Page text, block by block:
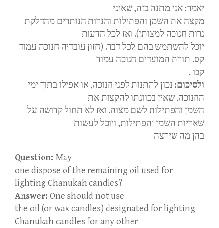
יאמר: אני מתנה בזה, שאיני
מקצה את השמן והפתילות והנרות הנותרים מהדלקת
נרות חנוכה למצותן). ואז לכל הדעות
יוכל להשתמש בהם לכל דבר. (חזון עובדיה חנוכה עמוד
קס. תורת המועדים חנוכה עמוד
קכו .
ולסיכום: נכון להתנות לפני חנוכה, או אפילו בתוך ימי
החנוכה, שאין בכוונתו להקצות את
השמן והפתילות לשם מצוה. ואז לא תחול קדושה על
שאריות השמן והפתילות, ויוכל לעשות
בהן מה שירצה.
Question: May
one dispose of the remaining oil used for
lighting Chanukah candles?
Answer: One should not use
the oil (or wax candles) designated for lighting
Chanukah candles for any other